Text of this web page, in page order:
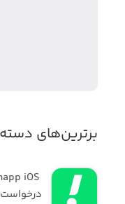
برترین‌های